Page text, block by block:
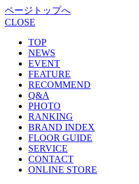
ページトップへ
CLOSE
TOP
NEWS
EVENT
FEATURE
RECOMMEND
Q&A
PHOTO
RANKING
BRAND INDEX
FLOOR GUIDE
SERVICE
CONTACT
ONLINE STORE